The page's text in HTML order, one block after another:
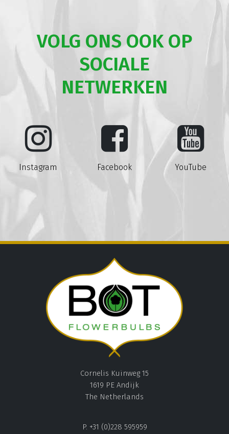
VOLG ONS OOK OP
SOCIALE
NETWERKEN
Instagram Facebook YouTube
Cornelis Kuinweg 15
1619 PE Andijk
The Netherlands
P. +31 (0)228 595959